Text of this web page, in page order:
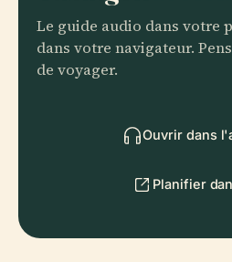
Le guide audio dans votre
dans votre navigateur.
de voyager.
Ouvrir dans
Planifier